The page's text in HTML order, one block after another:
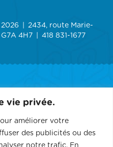
vie privée.
améliorer votre
des publicités ou des
notre trafic. En
2434, route Marie-
4H7
418 831-1677